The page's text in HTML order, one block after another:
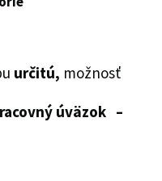
určitú, možnosť
úväzok –